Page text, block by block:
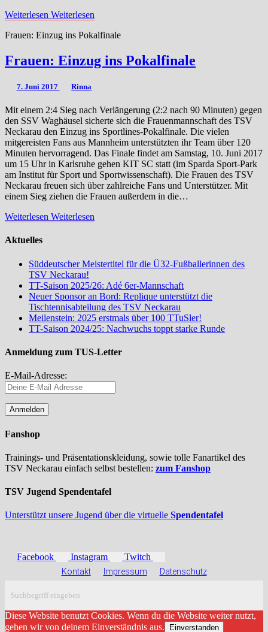
Weiterlesen Weiterlesen
Frauen: Einzug ins Pokalfinale
Frauen: Einzug ins Pokalfinale
7. Juni 2017 Rinna
Mit einem 2:4 Sieg nach Verlängerung (2:2 nach 90 Minuten) gegen
den SSV Waghäusel sicherte sich die Frauenmannschaft des TSV
Neckarau den Einzug ins Sportlines-Pokalfinale. Die vielen
mitgereisten Fans aus Mannheim unterstützten ihr Team über 120
Minuten hervorragend. Das Finale findet am Samstag, 10. Juni 2017
um 15 Uhr in Karlsruhe gehen KIT SC statt (im Sparda Sport-Park
am Institut für Sport und Sportwissenschaft). Die Frauen des TSV
Neckarau freuen sich über zahlreiche Fans und Unterstützer. Mit
einem Sieg ziehen die Frauen außerdem in die…
Weiterlesen Weiterlesen
Aktuelles
Süddeutscher Meistertitel für die Ü32-Fußballerinnen des
TSV Neckarau!
TT-Saison 2025/26: Adé 6er-Mannschaft
Neuer Sponsor an Bord: Replique unterstützt die
Tischtennisabteilung des TSV Neckarau
Meilenstein: 2025 erstmals über 100 TTuSler!
TT-Saison 2024/25: Nachwuchs toppt starke Runde
Anmeldung zum TUS-Letter
E-Mail-Adresse:
Fanshop
Trainings- und Präsentationskleidung, sowie tolle Fanartikel des
TSV Neckarau einfach selbst bestellen: zum Fanshop
TSV Jugend Spendentafel
Unterstützt unsere Jugend über die virtuelle Spendentafel
Facebook Instagram Twitch
Kontakt Impressum Datenschutz
Diese Website benutzt Cookies. Wenn du die Website weiter nutzt,
gehen wir von deinem Einverständnis aus.
Einverstanden